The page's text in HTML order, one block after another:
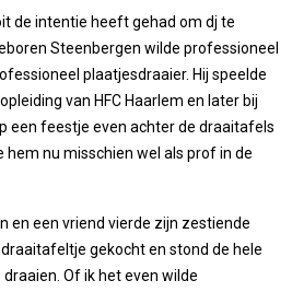
de intentie heeft gehad om dj te
Steenbergen wilde professioneel
plaatjesdraaier. Hij speelde
van HFC Haarlem en later bij
een feestje even achter de draaitafels
hem nu misschien wel als prof in de
en een vriend vierde zijn zestiende
gekocht en stond de hele
Of ik het even wilde